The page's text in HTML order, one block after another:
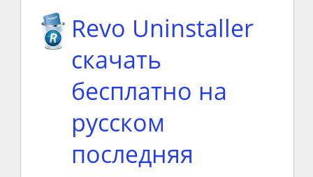
Revo Uninstaller
скачать
бесплатно на
русском
последняя